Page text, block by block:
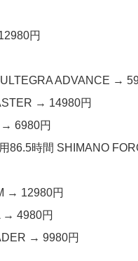
円
ADVANCE →
→ 14980円
→ 6980円
86.5時間 SHIMANO
→ 12980円
→ 4980円
→ 9980円